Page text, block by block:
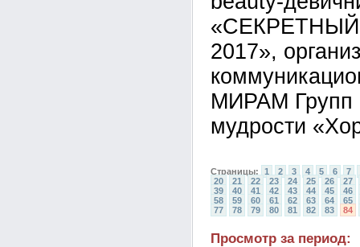
2017»,
МИРАМ Групп
мудрости
Страницы: 1 2 3 4 5 6
7
20
21 22 23 24 25 26
27
39
40 41 42 43 44 45
46
58
59 60 61 62 63 64
65
77
78 79 80 81 82 83 84
Просмотр за период: